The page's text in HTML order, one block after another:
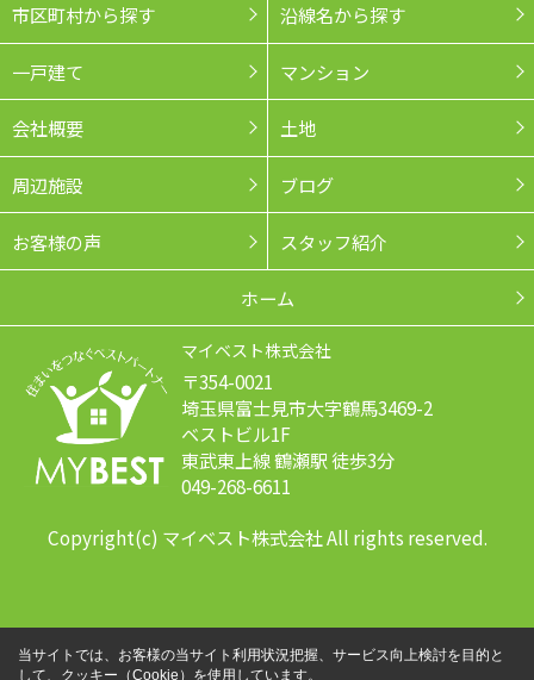
市区町村から探す 沿線名から探す
一戸建て マンション
会社概要 土地
周辺施設 ブログ
お客様の声 スタッフ紹介
ホーム
マイベスト株式会社
〒354-0021
埼玉県富士見市大字鶴馬3469-2
ベストビル1F
東武東上線 鶴瀬駅 徒歩3分
049-268-6611
Copyright(c) マイベスト株式会社 All rights reserved.
当サイトでは、お客様の当サイト利用状況把握、サービス向上検討を目的と
して、クッキー（Cookie）を使用しています。